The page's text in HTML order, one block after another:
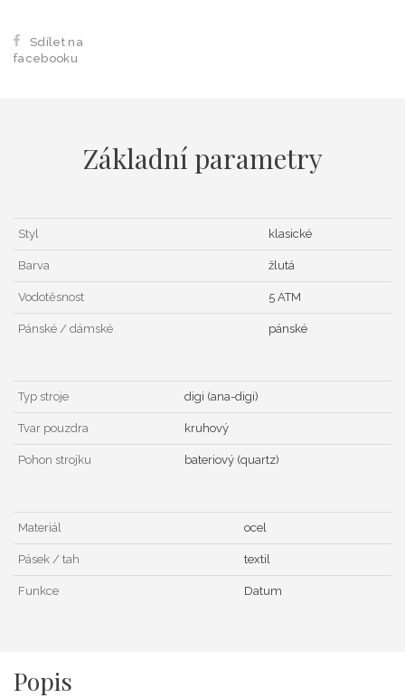
Sdílet na
facebooku
Základní parametry
Styl klasické
Barva žlutá
Vodotěsnost 5 ATM
Pánské / dámské pánské
Typ stroje digi (ana-digi)
Tvar pouzdra kruhový
Pohon strojku bateriový (quartz)
Materiál ocel
Pásek / tah textil
Funkce Datum
Popis